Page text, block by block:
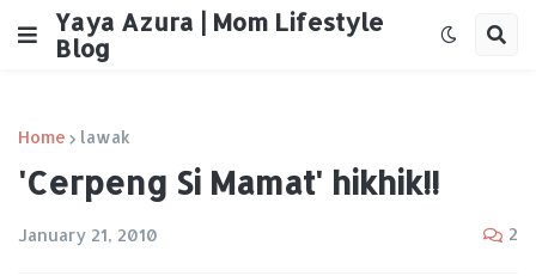
Yaya Azura | Mom Lifestyle
Blog
Home lawak
'Cerpeng Si Mamat' hikhik!!
January 21, 2010 2